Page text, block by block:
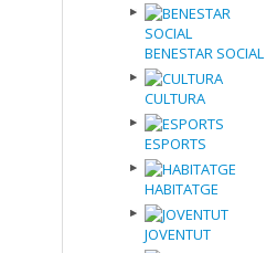
BENESTAR SOCIAL
CULTURA
ESPORTS
HABITATGE
JOVENTUT